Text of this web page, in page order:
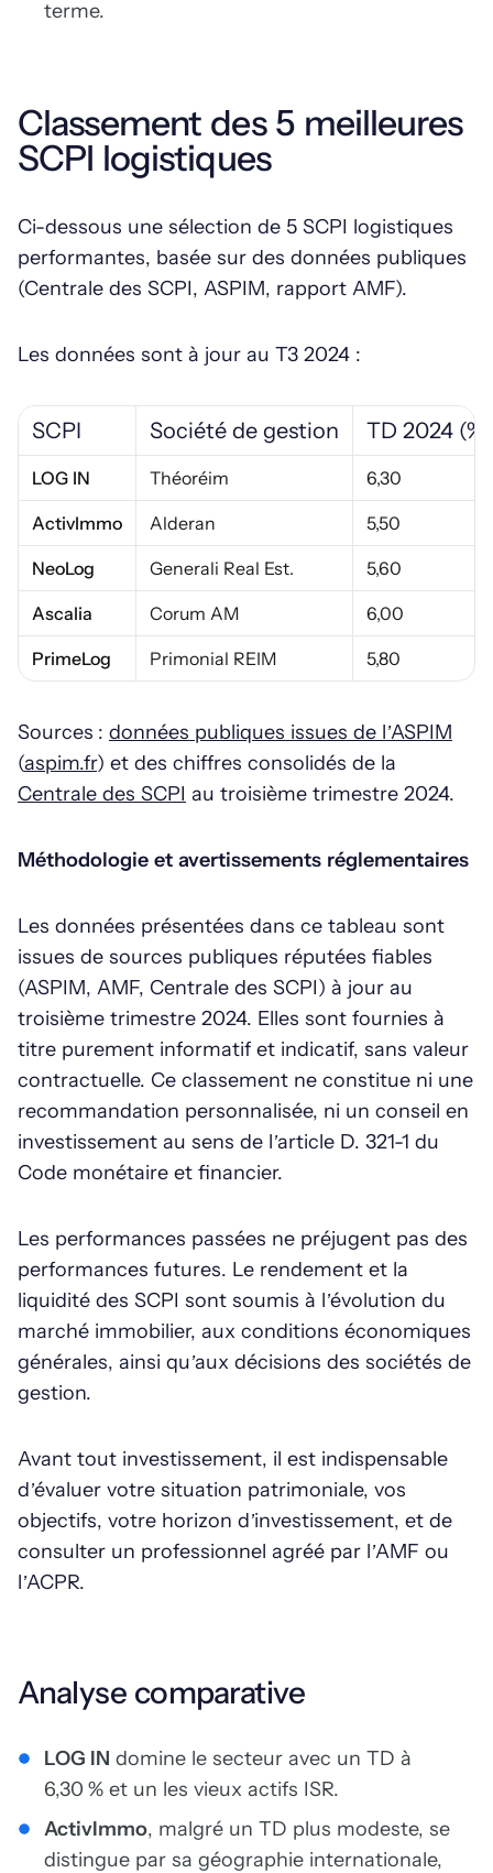
terme.
Classement des 5 meilleures
SCPI logistiques
Ci-dessous une sélection de 5 SCPI logistiques
performantes, basée sur des données publiques
(Centrale des SCPI, ASPIM, rapport AMF).
Les données sont à jour au T3 2024 :
SCPI Société de gestion TD 2024 (%)
LOG IN Théoréim 6,30
ActivImmo Alderan 5,50
NeoLog Generali Real Est. 5,60
Ascalia Corum AM 6,00
PrimeLog Primonial REIM 5,80
Sources : données publiques issues de l’ASPIM
(aspim.fr) et des chiffres consolidés de la
Centrale des SCPI au troisième trimestre 2024.
Méthodologie et avertissements réglementaires
Les données présentées dans ce tableau sont
issues de sources publiques réputées fiables
(ASPIM, AMF, Centrale des SCPI) à jour au
troisième trimestre 2024. Elles sont fournies à
titre purement informatif et indicatif, sans valeur
contractuelle. Ce classement ne constitue ni une
recommandation personnalisée, ni un conseil en
investissement au sens de l’article D. 321-1 du
Code monétaire et financier.
Les performances passées ne préjugent pas des
performances futures. Le rendement et la
liquidité des SCPI sont soumis à l’évolution du
marché immobilier, aux conditions économiques
générales, ainsi qu’aux décisions des sociétés de
gestion.
Avant tout investissement, il est indispensable
d’évaluer votre situation patrimoniale, vos
objectifs, votre horizon d’investissement, et de
consulter un professionnel agréé par l’AMF ou
l’ACPR.
Analyse comparative
LOG IN domine le secteur avec un TD à
6,30 % et un les vieux actifs ISR.
ActivImmo, malgré un TD plus modeste, se
distingue par sa géographie internationale,